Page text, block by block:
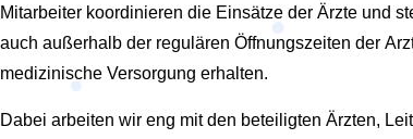
Mitarbeiter koordinieren die Einsätze der Ärzte und
auch außerhalb der regulären Öffnungszeiten der
medizinische Versorgung erhalten.
Dabei arbeiten wir eng mit den beteiligten Ärzten,